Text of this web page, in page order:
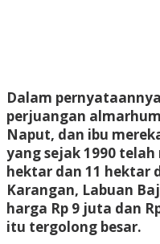
Dalam
perjuangan
Naput, dan ibu
yang sejak 1990
hektar dan 11 hektar
Karangan, Labuan
harga Rp 9 juta dan
itu tergolong besar.